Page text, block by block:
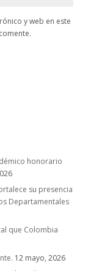
y web en este
honorario
su presencia
Departamentales
que Colombia
12 mayo, 2026